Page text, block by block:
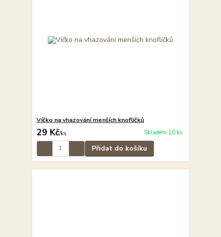
Víčko na vhazování menších knoflíčků
29 Kč/ks Skladem 10 ks
Přidat do košíku